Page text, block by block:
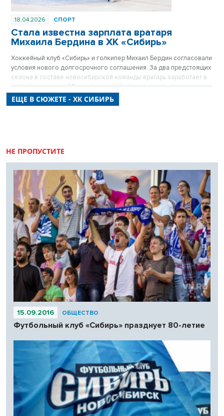
18.04.2026 СПОРТ
Стала известна зарплата вратаря
Михаила Бердина в ХК «Сибирь»
Хоккейный клуб «Сибирь» и голкипер Михаил Бердин согласовали
условия нового долгосрочного соглашения. За два предстоящих
сезона в составе новосибирской команды вратарь заработает в
общей сложности 87 миллионов рублей, что делает его одним из
самых высокооплачиваемых игроков клуба.
ЕЩЕ В СЮЖЕТЕ - ХК СИБИРЬ
НЕ ПРОПУСТИТЕ
15.09.2016 ОБЩЕСТВО
Футбольный клуб «Сибирь» празднует 80-летие